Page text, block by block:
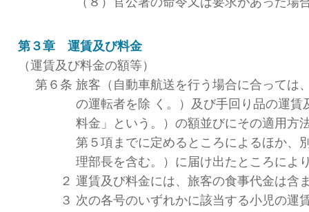
第３章 運賃及び料金
（運賃及び料金の額等）
第６条 旅客（自動車航送を行う場合に合っては
の運転者を除 く。）及び手回り品の運賃
料金」という。）の額並びにその適用方
第５項までに定めるところによるほか、
理部長を含む。）に届け出たところによ
２ 運賃及び料金には、旅客の食事代金は含
３ 次の各号のいずれかに該当する小児の運